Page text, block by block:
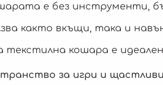
е без инструменти,
както вкъщи, така и
кошара е
за игри и